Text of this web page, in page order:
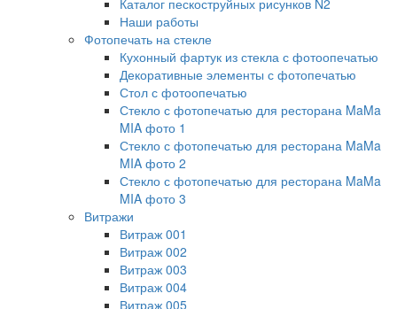
Каталог пескоструйных рисунков N2
Наши работы
Фотопечать на стекле
Кухонный фартук из стекла с фотоопечатью
Декоративные элементы с фотопечатью
Стол с фотоопечатью
Стекло с фотопечатью для ресторана MaMa
MIA фото 1
Стекло с фотопечатью для ресторана MaMa
MIA фото 2
Стекло с фотопечатью для ресторана MaMa
MIA фото 3
Витражи
Витраж 001
Витраж 002
Витраж 003
Витраж 004
Витраж 005